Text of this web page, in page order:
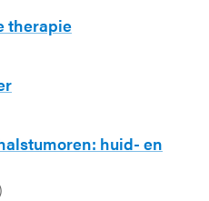
therapie
huid- en